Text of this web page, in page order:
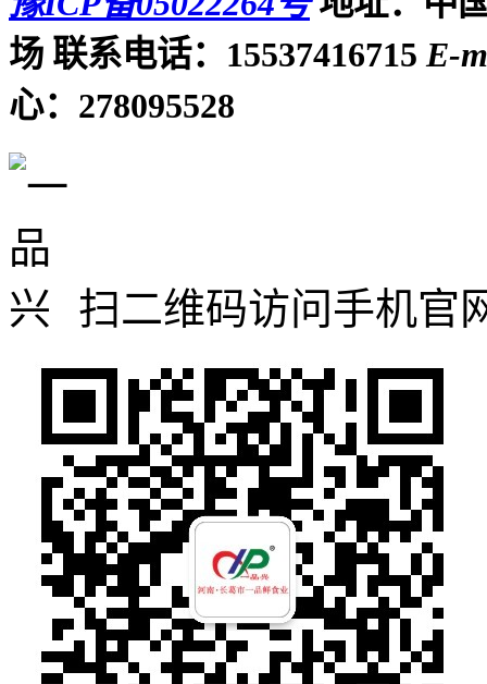
场 联系电话：15537416715 E-
心：278095528
扫二维码访问手机官